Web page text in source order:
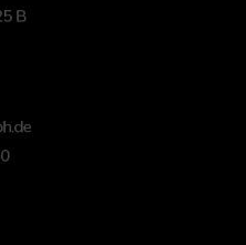
B